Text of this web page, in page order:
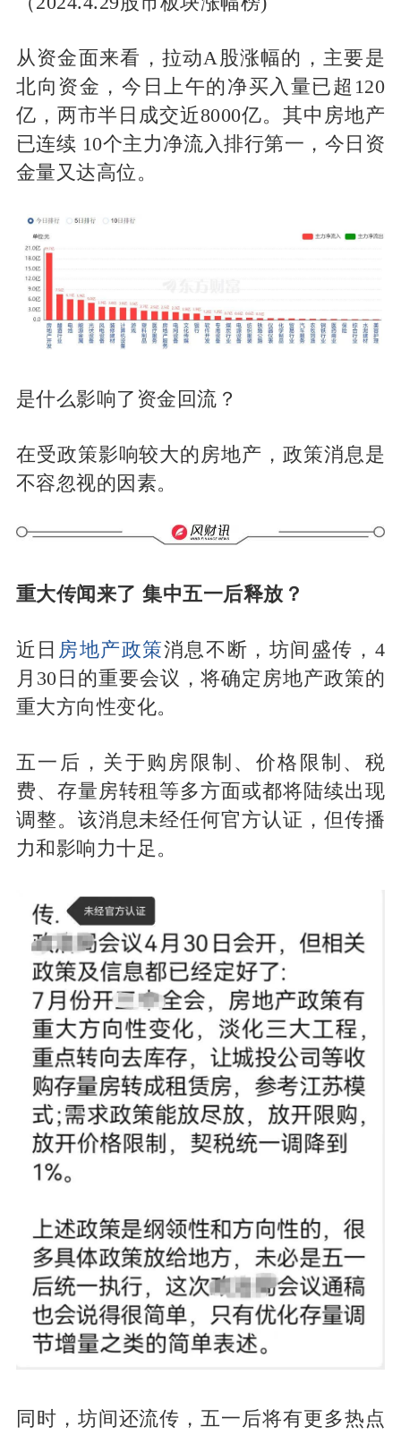
从资金面来看，拉动A股涨幅的，主要是
北向资金，今日上午的净买入量已超120
亿，两市半日成交近8000亿。其中房地产
已连续 10个主力净流入排行第一，今日资
金量又达高位。
是什么影响了资金回流？
在受政策影响较大的房地产，政策消息是
不容忽视的因素。
重大传闻来了集中五一后释放？
近日 房地产政策消息不断，坊间盛传，4
月30日的重要会议，将确定房地产政策的
重大方向性变化。
五一后，关于购房限制、价格限制、税
费、存量房转租等多方面或都将陆续出现
调整。该消息未经任何官方认证，但传播
力和影响力十足。
同时，坊间还流传，五一后将有更多热点